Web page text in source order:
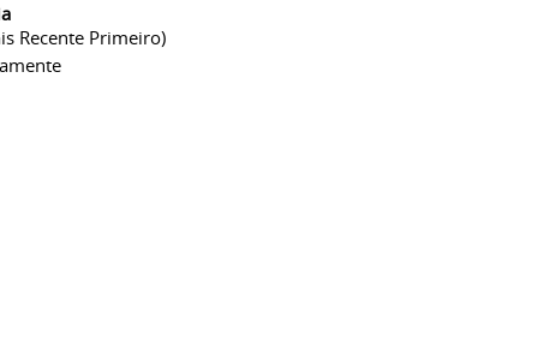
Recente Primeiro)